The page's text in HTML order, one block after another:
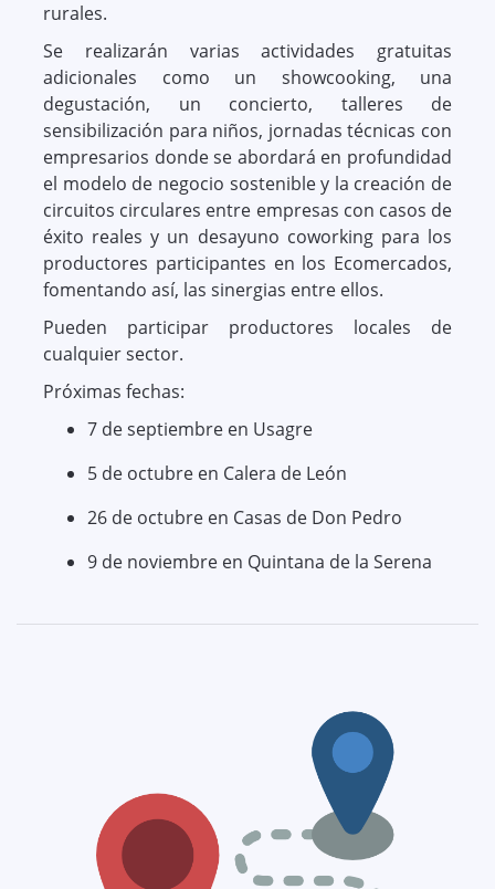
rurales.
Se realizarán varias actividades gratuitas
adicionales como un showcooking, una
degustación, un concierto, talleres de
sensibilización para niños, jornadas técnicas con
empresarios donde se abordará en profundidad
el modelo de negocio sostenible y la creación de
circuitos circulares entre empresas con casos de
éxito reales y un desayuno coworking para los
productores participantes en los Ecomercados,
fomentando así, las sinergias entre ellos.
Pueden participar productores locales de
cualquier sector.
Próximas fechas:
7 de septiembre en Usagre
5 de octubre en Calera de León
26 de octubre en Casas de Don Pedro
9 de noviembre en Quintana de la Serena